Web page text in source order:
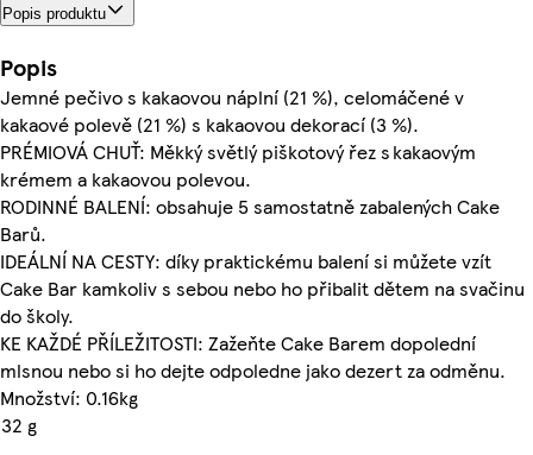
Popis produktu
Popis
Jemné pečivo s kakaovou náplní (21 %), celomáčené v
kakaové polevě (21 %) s kakaovou dekorací (3 %).
PRÉMIOVÁ CHUŤ: Měkký světlý piškotový řez s kakaovým
krémem a kakaovou polevou.
RODINNÉ BALENÍ: obsahuje 5 samostatně zabalených Cake
Barů.
IDEÁLNÍ NA CESTY: díky praktickému balení si můžete vzít
Cake Bar kamkoliv s sebou nebo ho přibalit dětem na svačinu
do školy.
KE KAŽDÉ PŘÍLEŽITOSTI: Zažeňte Cake Barem dopolední
mlsnou nebo si ho dejte odpoledne jako dezert za odměnu.
Množství: 0.16kg
32 g